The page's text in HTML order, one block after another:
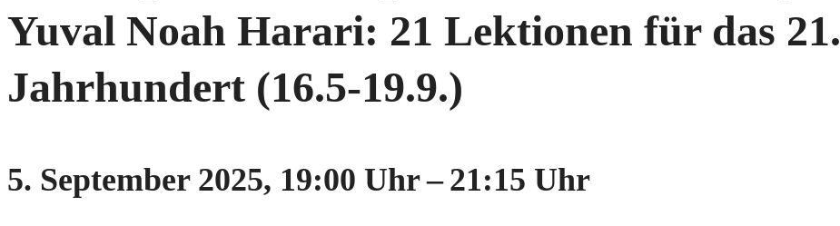
Yuval Noah Harari: 21 Lektionen für das 21.
Jahrhundert (16.5-19.9.)
5. September 2025, 19:00 Uhr–21:15 Uhr